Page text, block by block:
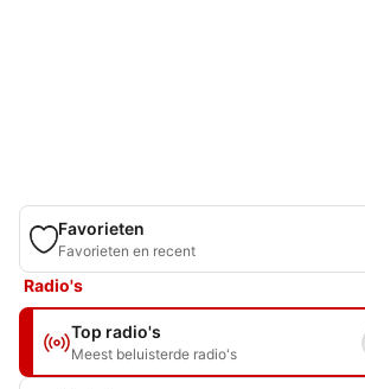
Favorieten
Favorieten en recent
Radio's
Top radio's
Meest beluisterde radio's